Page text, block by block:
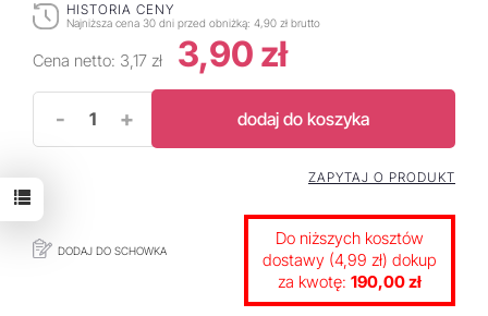
HISTORIA CENY
Najniższa cena 30 dni przed obniżką: 4,90 zł brutto
Cena netto: 3,17 zł 3,90 zł
- + dodaj do koszyka
DODAJ DO SCHOWKA
ZAPYTAJ O PRODUKT
Do niższych kosztów
dostawy (4,99 zł) dokup
za kwotę: 190,00 zł